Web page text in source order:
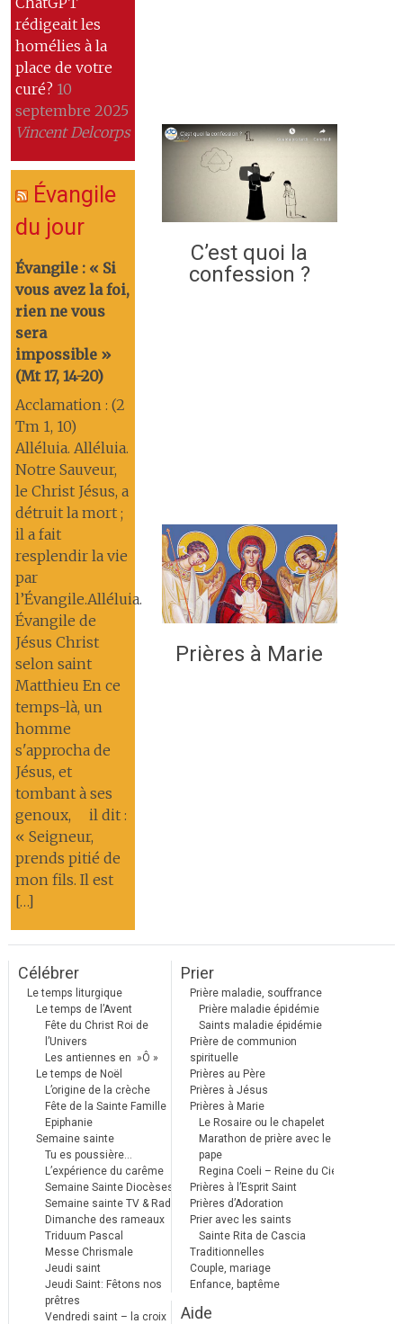
rédigeait les
homélies à la
place de votre
curé? 10
septembre 2025
Vincent Delcorps
Évangile
du jour
Évangile : « Si
vous avez la foi,
rien ne vous
sera
impossible »
(Mt 17, 14-20)
Acclamation : (2
Tm 1, 10)
Alléluia. Alléluia.
Notre Sauveur,
le Christ Jésus, a
détruit la mort ;
il a fait
resplendir la vie
par
l’Évangile.Alléluia.
Évangile de
Jésus Christ
selon saint
Matthieu En ce
temps-là, un
homme
s'approcha de
Jésus, et
tombant à ses
genoux, il dit :
« Seigneur,
prends pitié de
mon fils. Il est
[…]
C’est quoi la
confession ?
Prières à Marie
Célébrer
Le temps liturgique
Le temps de l’Avent
Fête du Christ Roi de
l’Univers
Les antiennes en »Ô »
Le temps de Noël
L’origine de la crèche
Fête de la Sainte Famille
Epiphanie
Semaine sainte
Tu es poussière…
L’expérience du carême
Semaine Sainte Diocèses
Semaine sainte TV & Radio
Dimanche des rameaux
Triduum Pascal
Messe Chrismale
Jeudi saint
Jeudi Saint: Fêtons nos
prêtres
Vendredi saint – la croix
Prier
Prière maladie, souffrance
Prière maladie épidémie
Saints maladie épidémie
Prière de communion
spirituelle
Prières au Père
Prières à Jésus
Prières à Marie
Le Rosaire ou le chapelet
Marathon de prière avec le
pape
Regina Coeli – Reine du Ciel
Prières à l’Esprit Saint
Prières d’Adoration
Prier avec les saints
Sainte Rita de Cascia
Traditionnelles
Couple, mariage
Enfance, baptême
Aide